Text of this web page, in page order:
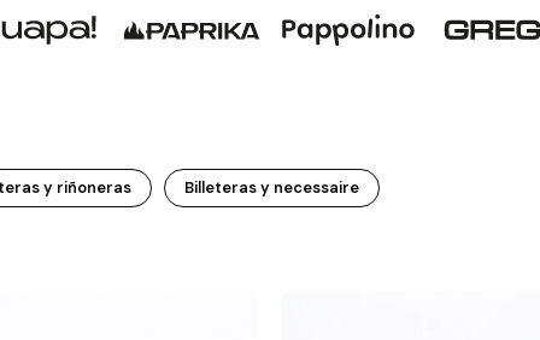
y riñoneras Billeteras y necessaire